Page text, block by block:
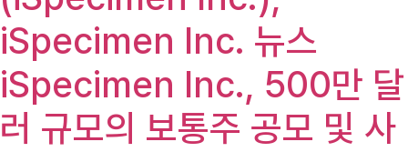
iSpecimen Inc. 뉴스
iSpecimen Inc., 500만 달
러 규모의 보통주 공모 및 사